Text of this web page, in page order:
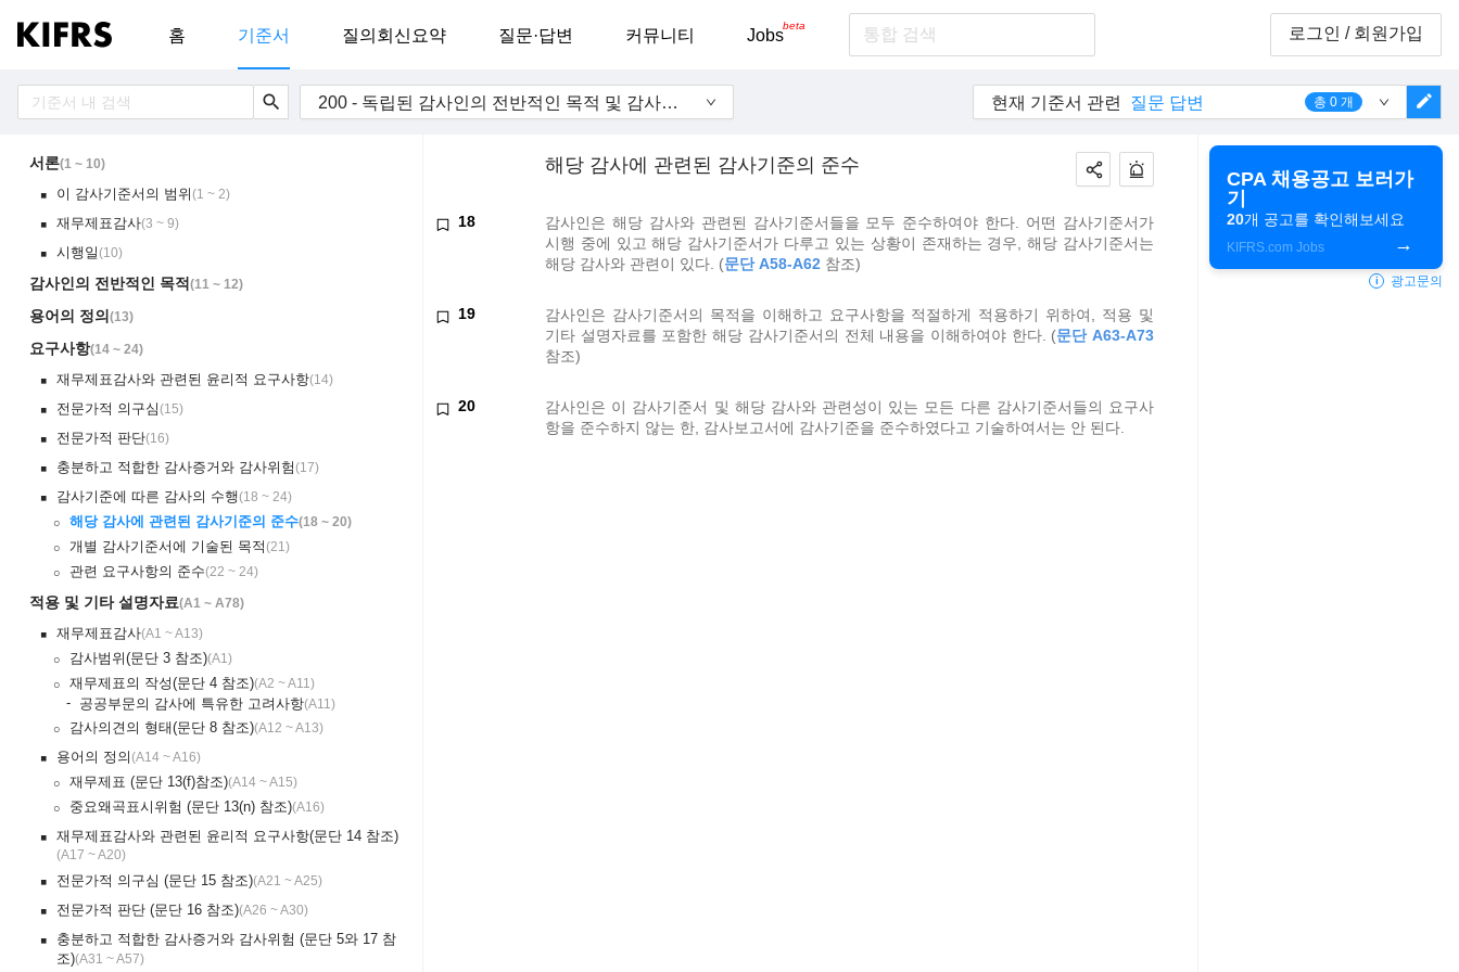
홈 기준서 질의회신요약 질문·답변 커뮤니티 Jobsbeta 로그인 / 회원가입
search 200 - 독립된 감사인의 전반적인 목적 및 감사기준에 따른 감사의 수행 현재 기준서 관련 질문 답변 총 0 개 edit
서론(1 ~ 10)
￭ 이 감사기준서의 범위 (1 ~ 2)
￭ 재무제표감사(3 ~ 9)
￭ 시행일 (10)
감사인의 전반적인 목적 (11 ~ 12)
용어의 정의 (13)
요구사항(14 ~ 24)
￭ 재무제표감사와 관련된 윤리적 요구사항(14)
￭ 전문가적 의구심 (15)
￭ 전문가적 판단(16)
￭ 충분하고 적합한 감사증거와 감사위험 (17)
￭ 감사기준에 따른 감사의 수행 (18 ~ 24)
￮ 해당 감사에 관련된 감사기준의 준수(18 ~ 20)
￮ 개별 감사기준서에 기술된 목적 (21)
￮ 관련 요구사항의 준수(22 ~ 24)
적용 및 기타 설명자료(A1 ~ A78)
￭ 재무제표감사(A1 ~ A13)
￮ 감사범위(문단 3 참조)(A1)
￮ 재무제표의 작성(문단 4 참조)(A2 ~ A11)
- 공공부문의 감사에 특유한 고려사항(A11)
￮ 감사의견의 형태(문단 8 참조)(A12 ~ A13)
￭ 용어의 정의 (A14 ~ A16)
￮ 재무제표 (문단 13(f)참조)(A14 ~ A15)
￮ 중요왜곡표시위험 (문단 13(n) 참조)(A16)
￭ 재무제표감사와 관련된 윤리적 요구사항(문단 14 참조)
(A17 ~ A20)
￭ 전문가적 의구심 (문단 15 참조)(A21 ~ A25)
￭ 전문가적 판단 (문단 16 참조)(A26 ~ A30)
￭
충분하고 적합한 감사증거와 감사위험 (문단 5와 17 참
조)(A31 ~ A57)
해당 감사에 관련된 감사기준의 준수
18
감사인은 해당 감사와 관련된 감사기준서들을 모두 준수하여야 한다. 어떤 감사기준서가
시행 중에 있고 해당 감사기준서가 다루고 있는 상황이 존재하는 경우, 해당 감사기준서는
해당 감사와 관련이 있다. (문단 A58-A62 참조)
19
감사인은 감사기준서의 목적을 이해하고 요구사항을 적절하게 적용하기 위하여, 적용 및
기타 설명자료를 포함한 해당 감사기준서의 전체 내용을 이해하여야 한다. (문단 A63-A73
참조)
20
감사인은 이 감사기준서 및 해당 감사와 관련성이 있는 모든 다른 감사기준서들의 요구사
항을 준수하지 않는 한, 감사보고서에 감사기준을 준수하였다고 기술하여서는 안 된다.
CPA 채용공고 보러가
기
20개 공고를 확인해보세요
KIFRS.com Jobs
i 광고문의